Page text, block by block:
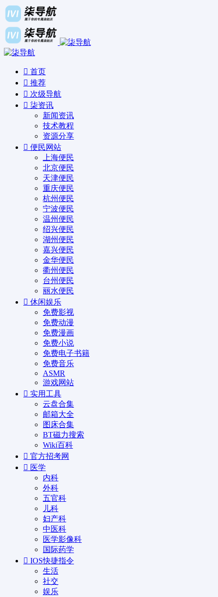
首页
推荐
次级导航
柒资讯
新闻资讯
技术教程
资源分享
便民网站
上海便民
北京便民
天津便民
重庆便民
杭州便民
宁波便民
温州便民
绍兴便民
湖州便民
嘉兴便民
金华便民
衢州便民
台州便民
丽水便民
休闲娱乐
免费影视
免费动漫
免费漫画
免费小说
免费电子书籍
免费音乐
ASMR
游戏网站
实用工具
云盘合集
邮箱大全
图床合集
BT磁力搜索
Wiki百科
官方招考网
医学
内科
外科
五官科
儿科
妇产科
中医科
医学影像科
国际药学
IOS快捷指令
生活
社交
娱乐